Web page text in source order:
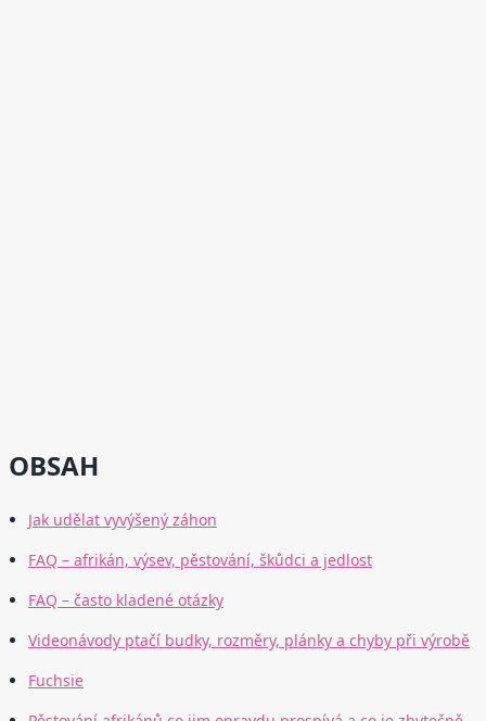
OBSAH
Jak udělat vyvýšený záhon
FAQ – afrikán, výsev, pěstování, škůdci a jedlost
FAQ – často kladené otázky
Videonávody ptačí budky, rozměry, plánky a chyby při výrobě
Fuchsie